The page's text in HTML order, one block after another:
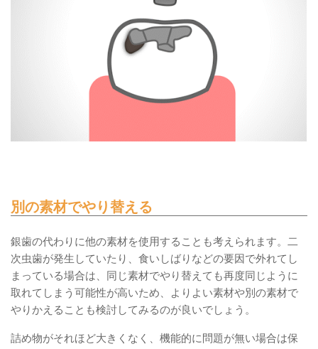
別の素材でやり替える
銀歯の代わりに他の素材を使用することも考えられます。二
次虫歯が発生していたり、食いしばりなどの要因で外れてし
まっている場合は、同じ素材でやり替えても再度同じように
取れてしまう可能性が高いため、よりよい素材や別の素材で
やりかえることも検討してみるのが良いでしょう。
詰め物がそれほど大きくなく、機能的に問題が無い場合は保